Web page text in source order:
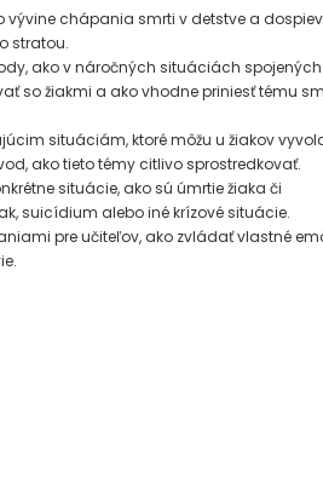
vývine chápania smrti v detstve a
stratou.
ako v náročných situáciách
so žiakmi a ako vhodne priniesť tému
situáciám, ktoré môžu u žiakov
ako tieto témy citlivo sprostredkovať.
situácie, ako sú úmrtie žiaka či
suicídium alebo iné krízové situácie.
pre učiteľov, ako zvládať vlastné